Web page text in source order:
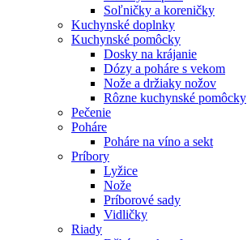
Soľničky a koreničky
Kuchynské doplnky
Kuchynské pomôcky
Dosky na krájanie
Dózy a poháre s vekom
Nože a držiaky nožov
Rôzne kuchynské pomôcky
Pečenie
Poháre
Poháre na víno a sekt
Príbory
Lyžice
Nože
Príborové sady
Vidličky
Riady